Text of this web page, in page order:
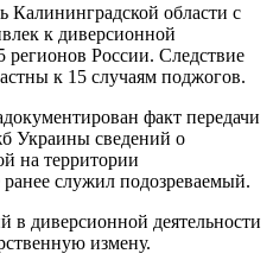
Калининградской области с
к диверсионной
регионов России. Следствие
к 15 случаям поджогов.
факт передачи
Украины сведений о
на территории
служил подозреваемый.
диверсионной деятельности
измену.